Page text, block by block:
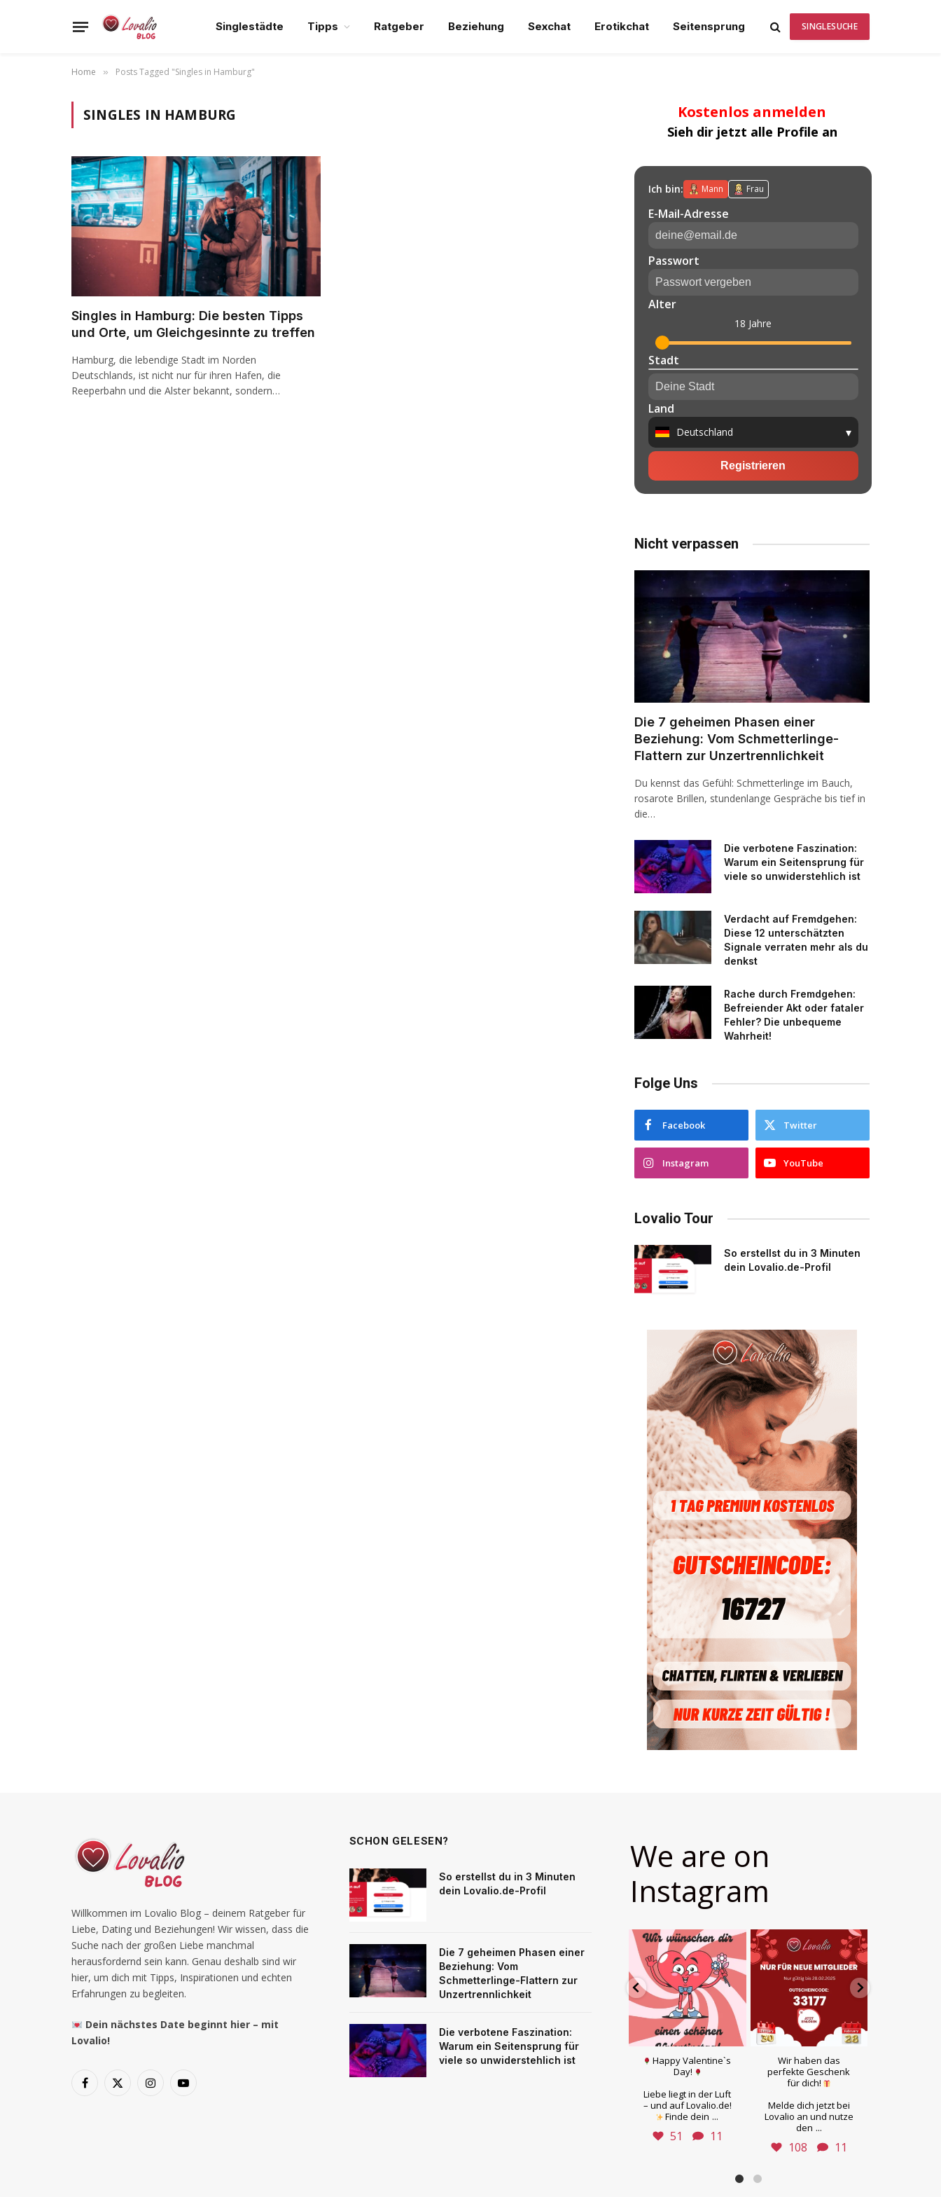
Singlestädte Tipps Ratgeber Beziehung Sexchat Erotikchat Seitensprung SINGLESUCHE
Home » Posts Tagged "Singles in Hamburg"
SINGLES IN HAMBURG
Singles in Hamburg: Die besten Tipps
und Orte, um Gleichgesinnte zu treffen
Hamburg, die lebendige Stadt im Norden
Deutschlands, ist nicht nur für ihren Hafen, die
Reeperbahn und die Alster bekannt, sondern…
Kostenlos anmelden
Sieh dir jetzt alle Profile an
Nicht verpassen
Die 7 geheimen Phasen einer
Beziehung: Vom Schmetterlinge-
Flattern zur Unzertrennlichkeit
Du kennst das Gefühl: Schmetterlinge im Bauch,
rosarote Brillen, stundenlange Gespräche bis tief in
die…
Die verbotene Faszination:
Warum ein Seitensprung für
viele so unwiderstehlich ist
Verdacht auf Fremdgehen:
Diese 12 unterschätzten
Signale verraten mehr als du
denkst
Rache durch Fremdgehen:
Befreiender Akt oder fataler
Fehler? Die unbequeme
Wahrheit!
Folge Uns
Facebook Twitter
Instagram YouTube
Lovalio Tour
So erstellst du in 3 Minuten
dein Lovalio.de-Profil
Willkommen im Lovalio Blog – deinem Ratgeber für
Liebe, Dating und Beziehungen! Wir wissen, dass die
Suche nach der großen Liebe manchmal
herausfordernd sein kann. Genau deshalb sind wir
hier, um dich mit Tipps, Inspirationen und echten
Erfahrungen zu begleiten.
Dein nächstes Date beginnt hier – mit
Lovalio!
Facebook
X
InstagramYouTube
SCHON GELESEN?
So erstellst du in 3 Minuten
dein Lovalio.de-Profil
Die 7 geheimen Phasen einer
Beziehung: Vom
Schmetterlinge-Flattern zur
Unzertrennlichkeit
Die verbotene Faszination:
Warum ein Seitensprung für
viele so unwiderstehlich ist
We are on
Instagram
Happy Valentine`s
Day!
Liebe liegt in der Luft
– und auf Lovalio.de!
Finde dein ...
51 11
Wir haben das
perfekte Geschenk
für dich!
Melde dich jetzt bei
Lovalio an und nutze
den ...
108 11